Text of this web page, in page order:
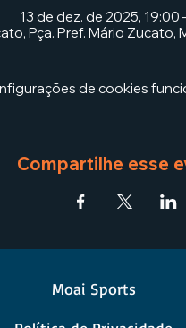
13 de dez. de 2025, 19:00
Pça. Pref. Mário Zucato,
de cookies
Compartilhe esse
Moai Sports